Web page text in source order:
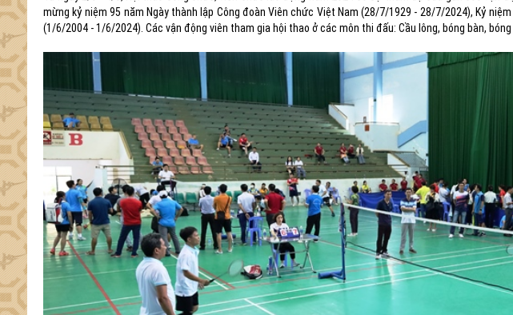
mừng kỷ niệm 95 năm Ngày thành lập Công đoàn Viên chức Việt Nam (28/7/1929 - 28/7/2024), Kỷ
(1/6/2004 - 1/6/2024). Các vận động viên tham gia hội thao ở các môn thi đấu: Cầu lông, bóng bàn, bóng